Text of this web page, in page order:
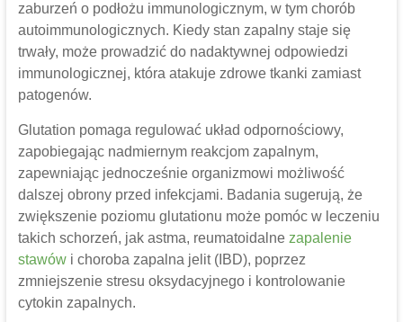
zaburzeń o podłożu immunologicznym, w tym chorób
autoimmunologicznych. Kiedy stan zapalny staje się
trwały, może prowadzić do nadaktywnej odpowiedzi
immunologicznej, która atakuje zdrowe tkanki zamiast
patogenów.
Glutation pomaga regulować układ odpornościowy,
zapobiegając nadmiernym reakcjom zapalnym,
zapewniając jednocześnie organizmowi możliwość
dalszej obrony przed infekcjami. Badania sugerują, że
zwiększenie poziomu glutationu może pomóc w leczeniu
takich schorzeń, jak astma, reumatoidalne zapalenie
stawówi choroba zapalna jelit (IBD), poprzez
zmniejszenie stresu oksydacyjnego i kontrolowanie
cytokin zapalnych.